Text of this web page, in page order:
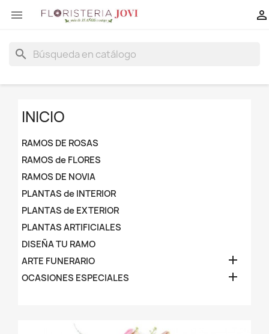
 
search
INICIO
RAMOS DE ROSAS
RAMOS de FLORES
RAMOS DE NOVIA
PLANTAS de INTERIOR
PLANTAS de EXTERIOR
PLANTAS ARTIFICIALES
DISEÑA TU RAMO
ARTE FUNERARIO

OCASIONES ESPECIALES 